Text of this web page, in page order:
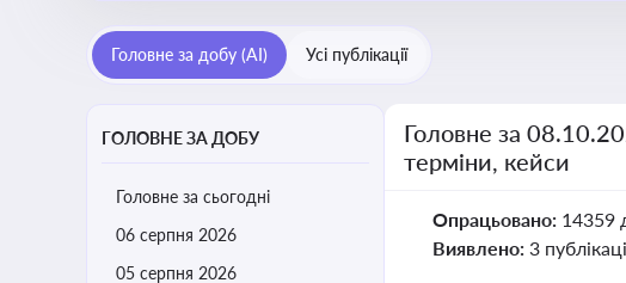
Головне за добу (AI) Усі публікації
ГОЛОВНЕ ЗА ДОБУ
Головне за сьогодні
06 серпня 2026
05 серпня 2026
Головне за
терміни, кейси
Опрацьовано: 14359
Виявлено: 3